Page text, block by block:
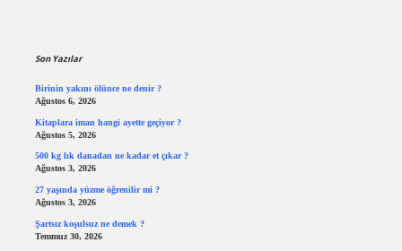
Son Yazılar
Birinin yakını ölünce ne denir ?
Ağustos 6, 2026
Kitaplara iman hangi ayette geçiyor ?
Ağustos 5, 2026
500 kg lık danadan ne kadar et çıkar ?
Ağustos 3, 2026
27 yaşında yüzme öğrenilir mi ?
Ağustos 3, 2026
Şartsız koşulsuz ne demek ?
Temmuz 30, 2026